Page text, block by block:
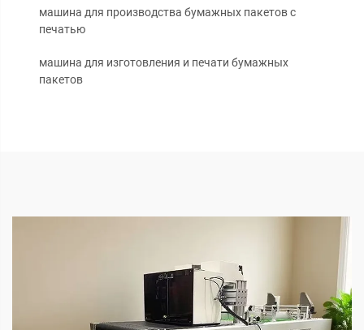
машина для производства бумажных пакетов с
печатью
машина для изготовления и печати бумажных
пакетов